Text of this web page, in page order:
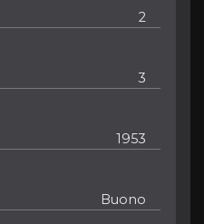
2
3
1953
Buono